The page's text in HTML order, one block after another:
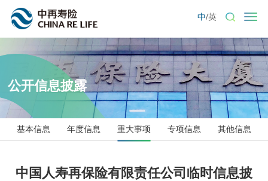
中/英
公开信息披露
基本信息 年度信息 重大事项 专项信息 其他信息
中国人寿再保险有限责任公司临时信息披